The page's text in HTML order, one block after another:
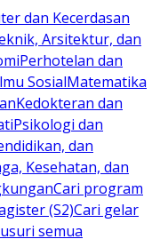
dan Kecerdasan
Arsitektur, dan
Perhotelan dan
SosialMatematika
Kedokteran dan
Psikologi dan
dan
Kesehatan, dan
Cari program
(S2)Cari gelar
semua